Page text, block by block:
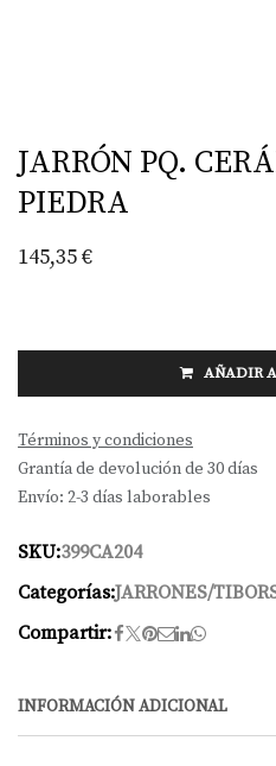
JARRÓN PQ.
PIEDRA
145,35€
AÑADIR
Términos y condiciones
Grantía de devolución de 30 días
Envío: 2-3 días laborables
SKU:399CA204
Categorías:JARRONES/
Compartir:
INFORMACIÓN ADICIONAL